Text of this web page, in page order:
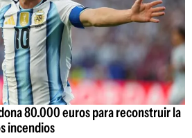
80.000 euros para reconstruir la
incendios